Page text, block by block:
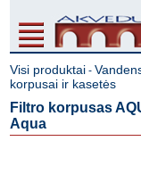
Visi produktai -
korpusai ir kasetės
Filtro korpusas
Aqua